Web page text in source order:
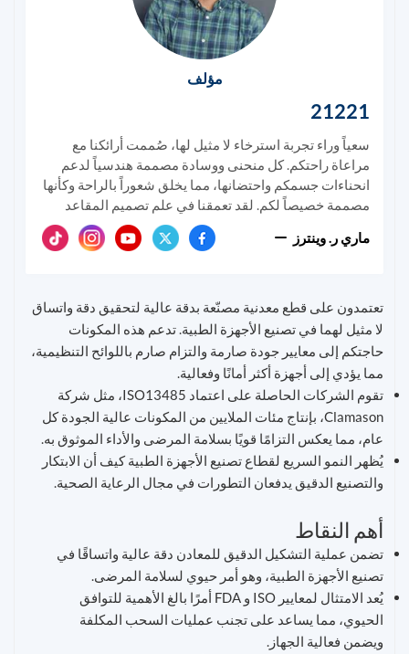
مؤلف
21221
سعياً وراء تجربة استرخاء لا مثيل لها، صُممت أرائكنا مع
مراعاة راحتكم. كل منحنى ووسادة مصممة هندسياً لدعم
انحناءات جسمكم واحتضانها، مما يخلق شعوراً بالراحة وكأنها
مصممة خصيصاً لكم. لقد تعمقنا في علم تصميم المقاعد
لضمان أن تشعروا في كل لحظة تقضونها على أرائكنا وكأن
العالم يذوب من حولكم. يمكنكم بناءها دفعة واحدة أو إضافة
ماري ر. وينترز
تعتمدون على قطع معدنية مصنّعة بدقة عالية لتحقيق دقة واتساق
لا مثيل لهما في تصنيع الأجهزة الطبية. تدعم هذه المكونات
حاجتكم إلى معايير جودة صارمة والتزام صارم باللوائح التنظيمية،
مما يؤدي إلى أجهزة أكثر أمانًا وفعالية.
تقوم الشركات الحاصلة على اعتماد ISO13485، مثل شركة
Clamason، بإنتاج مئات الملايين من المكونات عالية الجودة كل
عام، مما يعكس التزامًا قويًا بسلامة المرضى والأداء الموثوق به.
يُظهر النمو السريع لقطاع تصنيع الأجهزة الطبية كيف أن الابتكار
والتصنيع الدقيق يدفعان التطورات في مجال الرعاية الصحية.
أهم النقاط
تضمن عملية التشكيل الدقيق للمعادن دقة عالية واتساقًا في
تصنيع الأجهزة الطبية، وهو أمر حيوي لسلامة المرضى.
يُعد الامتثال لمعايير ISO و FDA أمرًا بالغ الأهمية للتوافق
الحيوي، مما يساعد على تجنب عمليات السحب المكلفة
ويضمن فعالية الجهاز.